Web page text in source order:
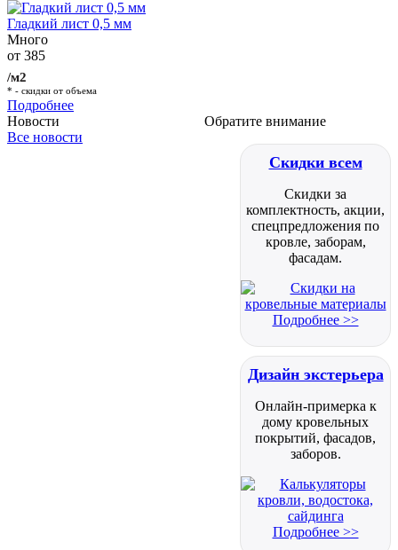
Гладкий лист 0,5 мм
Много
от 385
/м2
* - скидки от объема
Подробнее
Обратите внимание
Скидки всем
Скидки за
комплектность, акции,
спецпредложения по
кровле, заборам,
фасадам.
Подробнее >>
Дизайн экстерьера
Онлайн-примерка к
дому кровельных
покрытий, фасадов,
заборов.
Подробнее >>
Новости
Все новости